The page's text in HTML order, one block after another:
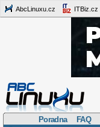
AbcLinuxu.cz ITBiz.cz
Poradna FAQ